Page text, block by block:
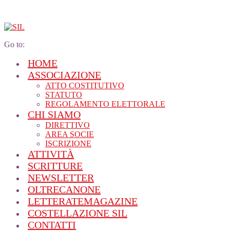
Go to:
HOME
ASSOCIAZIONE
ATTO COSTITUTIVO
STATUTO
REGOLAMENTO ELETTORALE
CHI SIAMO
DIRETTIVO
AREA SOCIE
ISCRIZIONE
ATTIVITÀ
SCRITTURE
NEWSLETTER
OLTRECANONE
LETTERATEMAGAZINE
COSTELLAZIONE SIL
CONTATTI